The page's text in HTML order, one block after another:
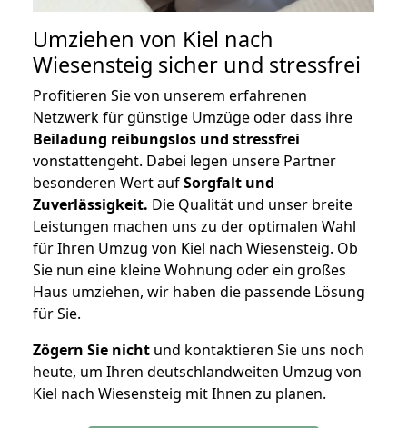
Umziehen von Kiel nach
Wiesensteig sicher und stressfrei
Profitieren Sie von unserem erfahrenen
Netzwerk für günstige Umzüge oder dass ihre
Beiladung reibungslos und stressfrei
vonstattengeht. Dabei legen unsere Partner
besonderen Wert aufSorgfalt und
Zuverlässigkeit. Die Qualität und unser breite
Leistungen machen uns zu der optimalen Wahl
für Ihren Umzug von Kiel nach Wiesensteig. Ob
Sie nun eine kleine Wohnung oder ein großes
Haus umziehen, wir haben die passende Lösung
für Sie.
Zögern Sie nicht und kontaktieren Sie uns noch
heute, um Ihren deutschlandweiten Umzug von
Kiel nach Wiesensteig mit Ihnen zu planen.